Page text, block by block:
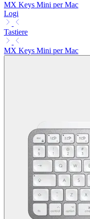
MX Keys Mini per Mac
Logi
Tastiere
MX Keys Mini per Mac